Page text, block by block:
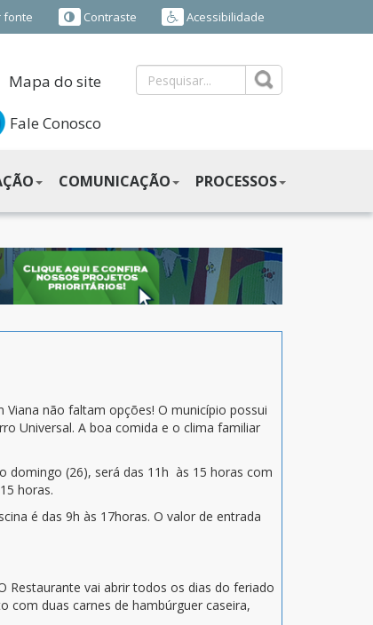
fonte Contraste Acessibilidade
Mapa do site
Fale Conosco
COMUNICAÇÃO PROCESSOS
não faltam opções! O município possui
Universal. A boa comida e o clima familiar
domingo (26), será das 11h às 15 horas com
horas.
é das 9h às 17horas. O valor de entrada
Restaurante vai abrir todos os dias do feriado
com duas carnes de hambúrguer caseira,